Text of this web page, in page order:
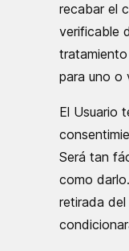
recabar el
verificable
para uno o
El Usuario
Será tan
como
retirada